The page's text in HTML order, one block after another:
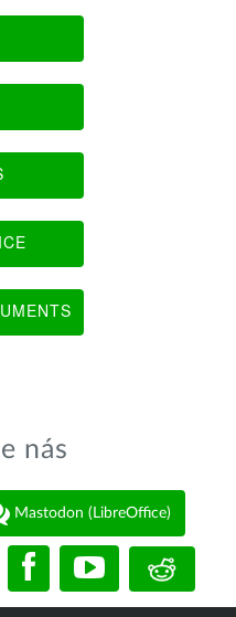
nás
Mastodon (LibreOffice)